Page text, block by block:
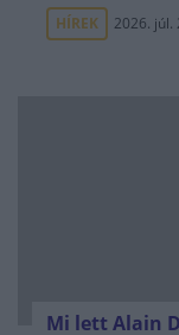
HÍREK 2026. júl.
Mi lett Alain